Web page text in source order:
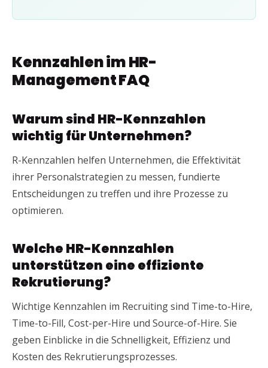
Kennzahlen im HR-
Management FAQ
Warum sind HR-Kennzahlen
wichtig für Unternehmen?
R-Kennzahlen helfen Unternehmen, die Effektivität
ihrer Personalstrategien zu messen, fundierte
Entscheidungen zu treffen und ihre Prozesse zu
optimieren.
Welche HR-Kennzahlen
unterstützen eine effiziente
Rekrutierung?
Wichtige Kennzahlen im Recruiting sind Time-to-Hire,
Time-to-Fill, Cost-per-Hire und Source-of-Hire. Sie
geben Einblicke in die Schnelligkeit, Effizienz und
Kosten des Rekrutierungsprozesses.